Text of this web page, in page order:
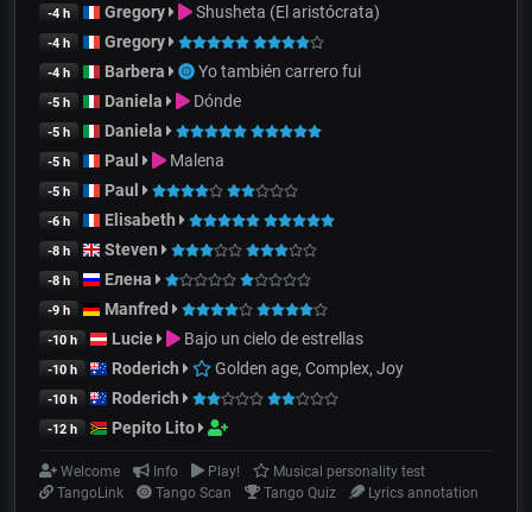
-4 h Gregory Shusheta (El aristócrata)
-4 h Gregory
-4 h Barbera Yo también carrero fui
-5 h Daniela Dónde
-5 h Daniela
-5 h Paul Malena
-5 h Paul
-6 h Elisabeth
-8 h Steven
-8 h Елена
-9 h Manfred
-10 h Lucie Bajo un cielo de estrellas
-10 h Roderich Golden age, Complex, Joy
-10 h Roderich
-12 h Pepito Lito
Welcome Info Play!
Musical personality test
TangoLink
Tango Scan Tango Quiz Lyrics annotation